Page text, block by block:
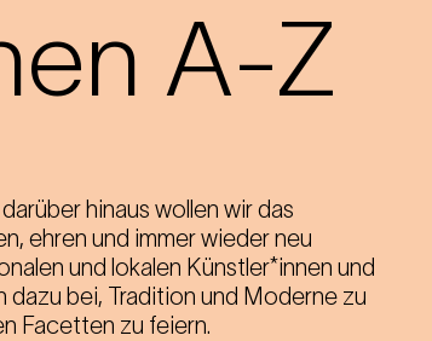
A-Z
hinaus wollen wir das
ehren und immer wieder neu
und lokalen Künstler*innen und
dazu bei, Tradition und Moderne zu
Facetten zu feiern.